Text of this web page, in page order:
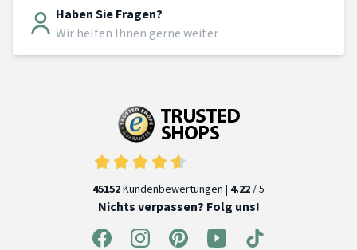
Haben Sie Fragen?
Wir helfen Ihnen gerne weiter
45152Kundenbewertungen | 4.22 / 5
Nichts verpassen? Folg uns!